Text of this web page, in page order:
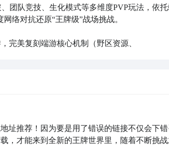
团队竞技、生化模式等多维度PVP玩法，依
络对抗还原“王牌级”战场挑战。
完美复刻端游核心机制（野区资源、
址推荐！因为要是用了错误的链接不仅会下错
，才能来到全新的王牌世界里，随着不断挑